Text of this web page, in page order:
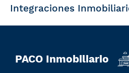
Integraciones
PACO Inmobiliario